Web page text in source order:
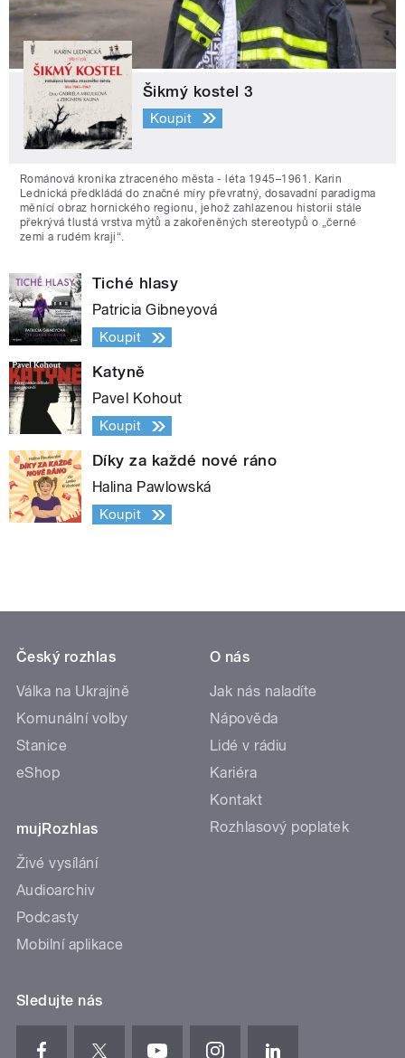
Šikmý kostel 3
Koupit
Románová kronika ztraceného města - léta 1945–1961. Karin
Lednická předkládá do značné míry převratný, dosavadní paradigma
měnící obraz hornického regionu, jehož zahlazenou historii stále
překrývá tlustá vrstva mýtů a zakořeněných stereotypů o „černé
zemi a rudém kraji“.
Tiché hlasy
Patricia Gibneyová
Koupit
Katyně
Pavel Kohout
Koupit
Díky za každé nové ráno
Halina Pawlowská
Koupit
Český rozhlas
Válka na Ukrajině
Komunální volby
Stanice
eShop
mujRozhlas
Živé vysílání
Audioarchiv
Podcasty
Mobilní aplikace
O nás
Jak nás naladíte
Nápověda
Lidé v rádiu
Kariéra
Kontakt
Rozhlasový poplatek
Sledujte nás